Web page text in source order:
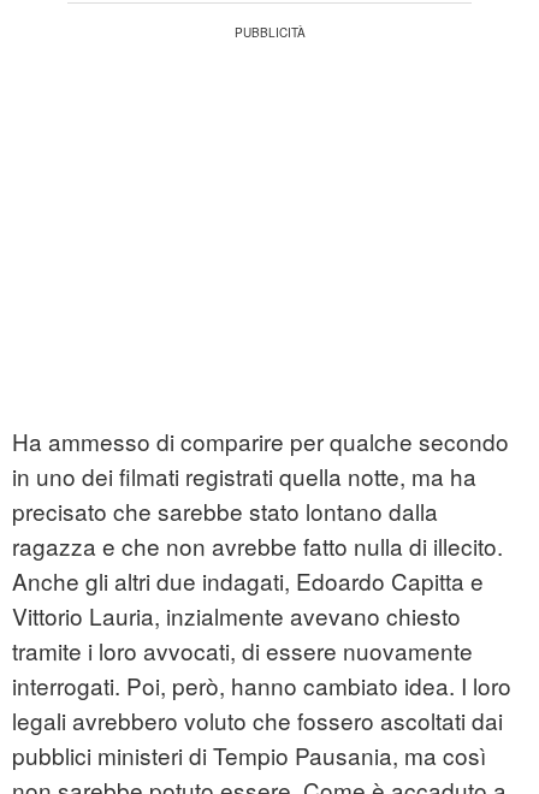
Ha ammesso di comparire per qualche secondo
in uno dei filmati registrati quella notte, ma ha
precisato che sarebbe stato lontano dalla
ragazza e che non avrebbe fatto nulla di illecito.
Anche gli altri due indagati, Edoardo Capitta e
Vittorio Lauria, inzialmente avevano chiesto
tramite i loro avvocati, di essere nuovamente
interrogati. Poi, però, hanno cambiato idea. I loro
legali avrebbero voluto che fossero ascoltati dai
pubblici ministeri di Tempio Pausania, ma così